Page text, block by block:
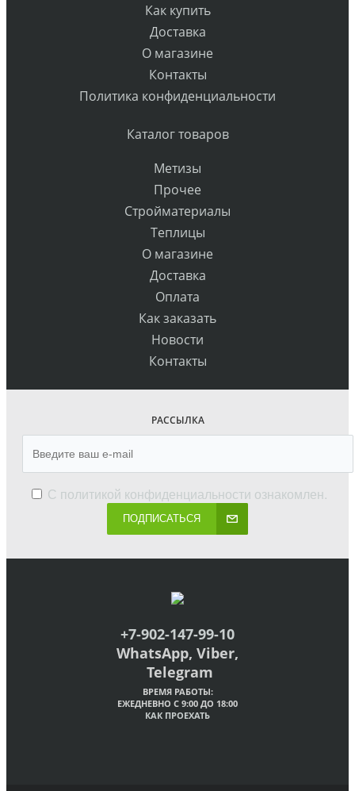
Как купить
Доставка
О магазине
Контакты
Политика конфиденциальности
Каталог товаров
Метизы
Прочее
Стройматериалы
Теплицы
О магазине
Доставка
Оплата
Как заказать
Новости
Контакты
РАССЫЛКА
С политикой конфиденциальности ознакомлен.
ПОДПИСАТЬСЯ
+7-902-147-99-10
WhatsApp, Viber,
Telegram
ВРЕМЯ РАБОТЫ:
ЕЖЕДНЕВНО С 9:00 ДО 18:00
КАК ПРОЕХАТЬ